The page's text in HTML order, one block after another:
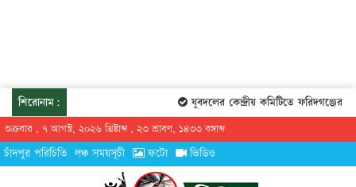
শিরোনাম: যুবদলের কেন্দ্রীয় কমিটিতে ফরিদগঞ্জের
শুক্রবার , ৭ আগস্ট, ২০২৬ খ্রিষ্টাব্দ , ২৩ শ্রাবণ, ১৪৩৩ বঙ্গাব্দ
চাঁদপুর পরিচিতি লঞ্চ সময়সূচী ফটো ভিডিও